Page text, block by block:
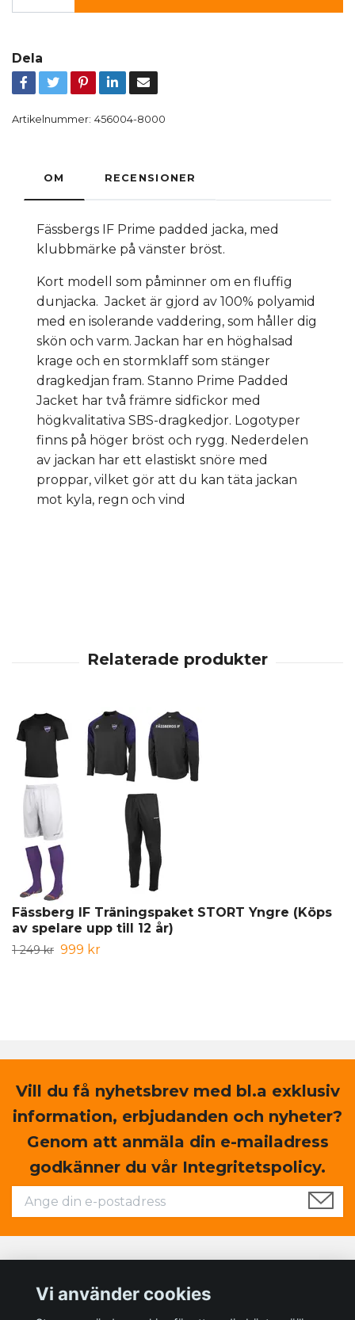
Dela
Artikelnummer: 456004-8000
OM RECENSIONER
Fässbergs IF Prime padded jacka, med
klubbmärke på vänster bröst.
Kort modell som påminner om en fluffig
dunjacka. Jacket är gjord av 100% polyamid
med en isolerande vaddering, som håller dig
skön och varm. Jackan har en höghalsad
krage och en stormklaff som stänger
dragkedjan fram. Stanno Prime Padded
Jacket har två främre sidfickor med
högkvalitativa SBS-dragkedjor. Logotyper
finns på höger bröst och rygg. Nederdelen
av jackan har ett elastiskt snöre med
proppar, vilket gör att du kan täta jackan
mot kyla, regn och vind
Fässberg IF Träningspaket STORT Yngre (Köps
av spelare upp till 12 år)
1 249 kr 999 kr
Vill du få nyhetsbrev med bl.a exklusiv
information, erbjudanden och nyheter?
Genom att anmäla din e-mailadress
godkänner du vår Integritetspolicy.
Vi använder cookies